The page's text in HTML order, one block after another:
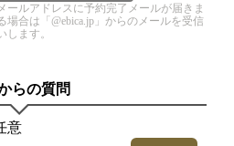
ルアドレスに予約完了メールが届きま
合は「@ebica.jp」からのメールを受信
ます。
らの質問
意